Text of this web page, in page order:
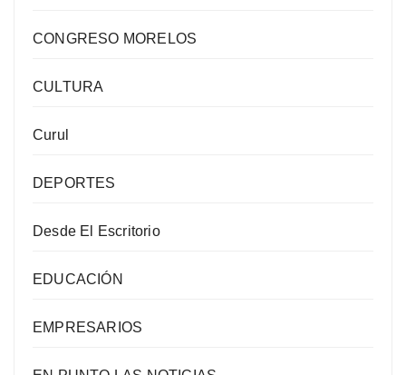
CONGRESO MORELOS
CULTURA
Curul
DEPORTES
Desde El Escritorio
EDUCACIÓN
EMPRESARIOS